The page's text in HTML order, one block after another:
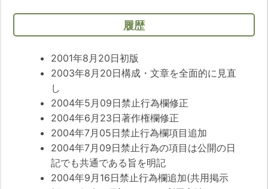
履歴
2001年8月20日初版
2003年8月20日構成・文章を全面的に見直
し
2004年5月09日禁止行為欄修正
2004年6月23日著作権欄修正
2004年7月05日禁止行為欄項目追加
2004年7月09日禁止行為の項目は公開の日
記でも共通である旨を明記
2004年9月16日禁止行為欄追加(共用掲示